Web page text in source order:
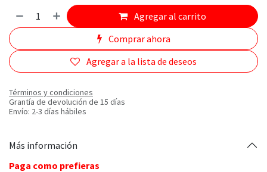
Agregar al carrito
Comprar ahora
Agregar a la lista de deseos
Términos y condiciones
Grantía de devolución de 15 días
Envío: 2-3 días hábiles
Más información
Paga como prefieras